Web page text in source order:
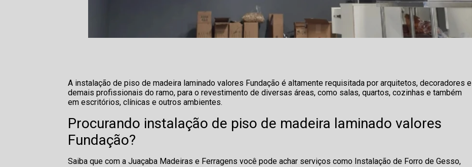
A instalação de piso de madeira laminado valores Fundação é altamente requisitada por arquitetos, decoradores e
demais profissionais do ramo, para o revestimento de diversas áreas, como salas, quartos, cozinhas e também
em escritórios, clínicas e outros ambientes.
Procurando instalação de piso de madeira laminado valores
Fundação?
Saiba que com a Juaçaba Madeiras e Ferragens você pode achar serviços como Instalação de Forro de Gesso,